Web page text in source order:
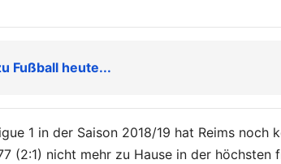
Fußball heute...
1 in der Saison 2018/19 hat Reims noch
(2:1) nicht mehr zu Hause in der höchsten